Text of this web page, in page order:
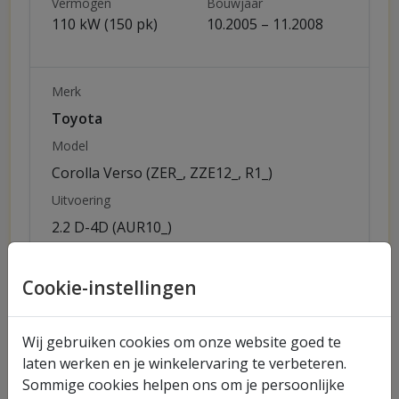
Cookie-instellingen
Wij gebruiken cookies om onze website goed te
laten werken en je winkelervaring te verbeteren.
Sommige cookies helpen ons om je persoonlijke
110 kW (150 pk) 10.2005 – 11.2008
Merk
Toyota
Model
Corolla Verso (ZER_, ZZE12_, R1_)
Uitvoering
2.2 D-4D (AUR10_)
100 kW (136 pk)
Merk
Toyota